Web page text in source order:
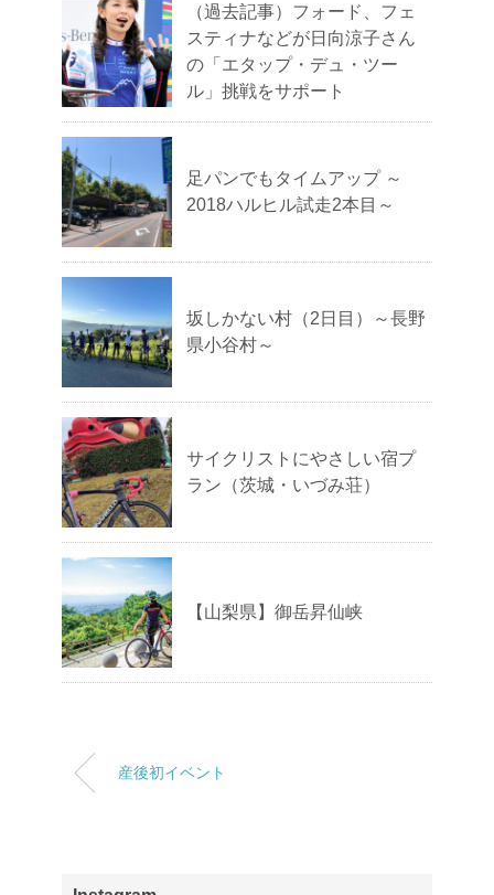
（過去記事）フォード、フェ
スティナなどが日向涼子さん
の「エタップ・デュ・ツー
ル」挑戦をサポート
足パンでもタイムアップ ～
2018ハルヒル試走2本目～
坂しかない村（2日目）～長野
県小谷村～
サイクリストにやさしい宿プ
ラン（茨城・いづみ荘）
【山梨県】御岳昇仙峡
産後初イベント